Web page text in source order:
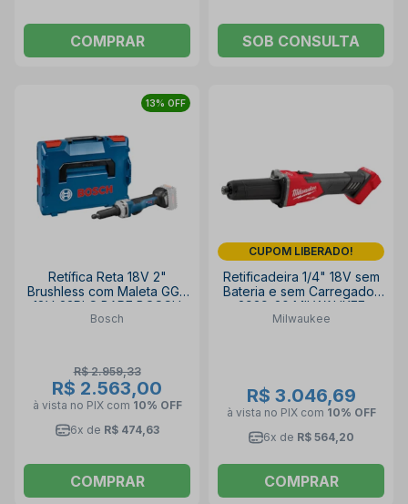
COMPRAR SOB CONSULTA
13% OFF
Retífica Reta 18V 2"
Brushless com Maleta GGS
18V-23PLC BARE BOSCH
Bosch
R$ 2.959,33
R$ 2.563,00
à vista no PIX com 10% OFF
6x de R$ 474,63
COMPRAR
CUPOM LIBERADO!
Retificadeira 1/4" 18V sem
Bateria e sem Carregador
2939-20 MILWAUKEE
Milwaukee
R$ 3.046,69
à vista no PIX com 10% OFF
6x de R$ 564,20
COMPRAR